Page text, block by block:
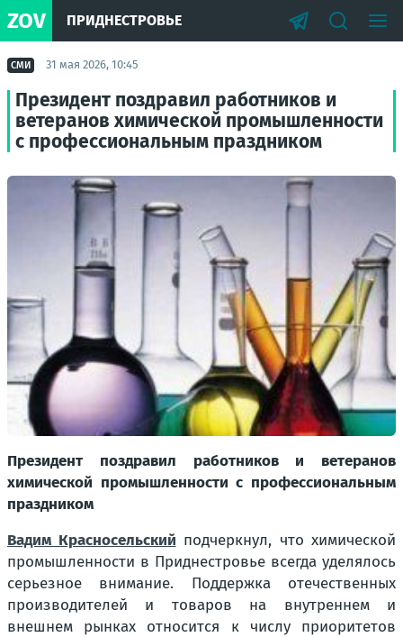
ZOV ПРИДНЕСТРОВЬЕ
СМИ 31 мая 2026, 10:45
Президент поздравил работников и
ветеранов химической промышленности
с профессиональным праздником
Президент поздравил работников и ветеранов
химической промышленности с профессиональным
праздником
Вадим Красносельский подчеркнул, что химической
промышленности в Приднестровье всегда уделялось
серьезное внимание. Поддержка отечественных
производителей и товаров на внутреннем и
внешнем рынках относится к числу приоритетов